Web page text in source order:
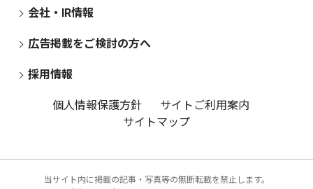
会社・IR情報
広告掲載をご検討の方へ
採用情報
個人情報保護方針
サイトご利用案内
サイトマップ
当サイト内に掲載の記事・写真等の無断転載を禁止します。